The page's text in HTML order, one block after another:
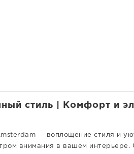
стиль | Комфорт и
— воплощение стиля и
внимания в вашем интерьере.